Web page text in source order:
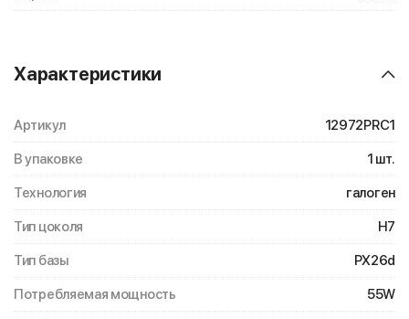
Характеристики
Артикул 12972PRC1
В упаковке 1 шт.
Технология галоген
Тип цоколя H7
Тип базы PX26d
Потребляемая мощность 55W